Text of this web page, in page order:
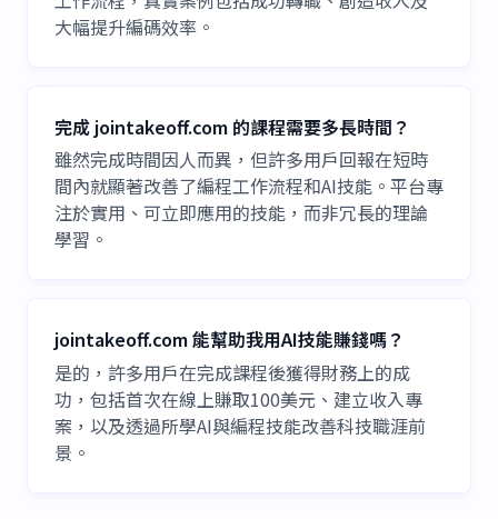
大幅提升編碼效率。
完成 jointakeoff.com 的課程需要多長時間？
雖然完成時間因人而異，但許多用戶回報在短時
間內就顯著改善了編程工作流程和AI技能。平台專
注於實用、可立即應用的技能，而非冗長的理論
學習。
jointakeoff.com 能幫助我用AI技能賺錢嗎？
是的，許多用戶在完成課程後獲得財務上的成
功，包括首次在線上賺取100美元、建立收入專
案，以及透過所學AI與編程技能改善科技職涯前
景。